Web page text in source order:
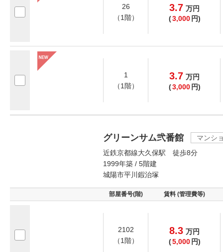
26
（1階）
3.7 万円
(3,000 円)
1
（1階）
3.7 万円
(3,000 円)
グリーンサム弐番館
マンシ
近鉄京都線大久保駅 徒歩8分
1999年築 / 5階建
城陽市平川鍜治塚
部屋番号(階) 賃料 (管理費等)
2102
（1階）
8.3 万円
(5,000 円)